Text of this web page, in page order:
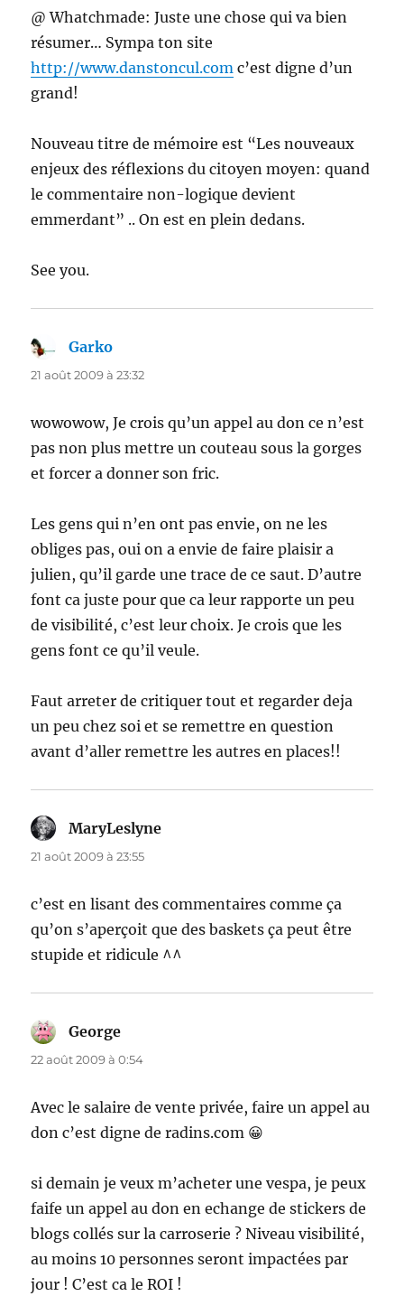
@ Whatchmade: Juste une chose qui va bien
résumer… Sympa ton site
http://www.danstoncul.com c’est digne d’un
grand!
Nouveau titre de mémoire est “Les nouveaux
enjeux des réflexions du citoyen moyen: quand
le commentaire non-logique devient
emmerdant” .. On est en plein dedans.
See you.
Garko
21 août 2009 à 23:32
wowowow, Je crois qu’un appel au don ce n’est
pas non plus mettre un couteau sous la gorges
et forcer a donner son fric.
Les gens qui n’en ont pas envie, on ne les
obliges pas, oui on a envie de faire plaisir a
julien, qu’il garde une trace de ce saut. D’autre
font ca juste pour que ca leur rapporte un peu
de visibilité, c’est leur choix. Je crois que les
gens font ce qu’il veule.
Faut arreter de critiquer tout et regarder deja
un peu chez soi et se remettre en question
avant d’aller remettre les autres en places!!
MaryLeslyne
21 août 2009 à 23:55
c’est en lisant des commentaires comme ça
qu’on s’aperçoit que des baskets ça peut être
stupide et ridicule ^^
George
22 août 2009 à 0:54
Avec le salaire de vente privée, faire un appel au
don c’est digne de radins.com 😀
si demain je veux m’acheter une vespa, je peux
faife un appel au don en echange de stickers de
blogs collés sur la carroserie ? Niveau visibilité,
au moins 10 personnes seront impactées par
jour ! C’est ca le ROI !